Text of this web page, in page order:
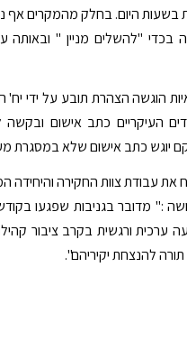
בשעות היום. בחלק מהמקרים אף
"להשלים מניין " ובאותה
הוגשה הצהרת תובע על ידי יח'
העיקריים כתב אישום
יוגש כתב אישום שלא במסגרת
את עבודת צוות החקירה
:" מדובר בגניבות שפגעו
ערכית ורגשית בקרב ציבור
להנצחת יקיריהם".